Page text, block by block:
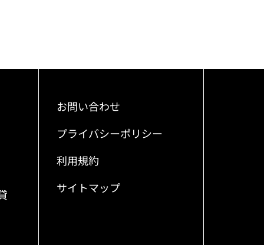
お問い合わせ
プライバシーポリシー
利用規約
サイトマップ